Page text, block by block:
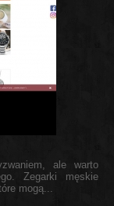
ale warto
Zegarki męskie
mogą...